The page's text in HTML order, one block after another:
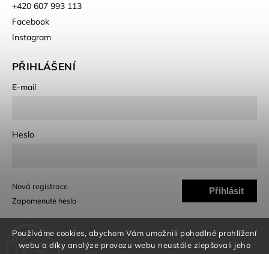
Používáme cookies, abychom Vám umožnili pohodlné prohlížení
webu a díky analýze provozu webu neustále zlepšovali jeho
+420 607 993 113
Facebook
Instagram
PŘIHLÁŠENÍ
E-mail
Heslo
Přihlásit
Nová registrace
Zapomenuté heslo